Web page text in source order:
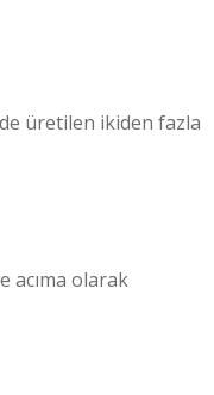
üretilen ikiden fazla
acıma olarak